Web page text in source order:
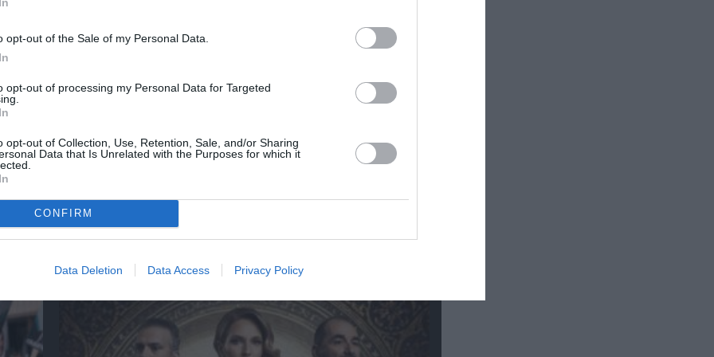
opt-out of the Sale of my Personal Data.
opt-out of processing my Personal Data for Targeted
opt-out of Collection, Use, Retention, Sale, and/or Sharing
Data that Is Unrelated with the Purposes for which it
CONFIRM
Data Deletion Data Access Privacy Policy
Η νέα ταινία “Without Blood” της Αντζελίνα Τζολί θα
κάνει πρεμιέρα τον Σεπτέμβριο